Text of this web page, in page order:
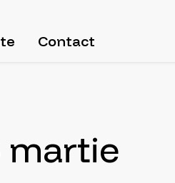
Contact
martie